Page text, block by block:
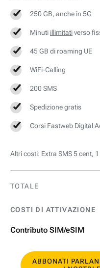
250 GB, anche in 5G
Minuti illimitativerso
45 GB di roaming UE
WiFi-Calling
200 SMS
Spedizione gratis
Corsi Fastweb Digital
Altri costi: Extra SMS 5 cent,
TOTALE
COSTI DI ATTIVAZIONE
Contributo SIM/eSIM
ABBONATI